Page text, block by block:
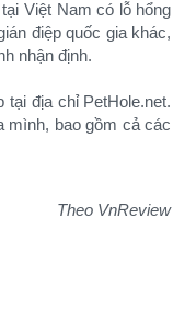
Việt Nam có lỗ hổng
điệp quốc gia khác,
nhận định.
địa chỉ PetHole.net.
mình, bao gồm cả các
Theo VnReview